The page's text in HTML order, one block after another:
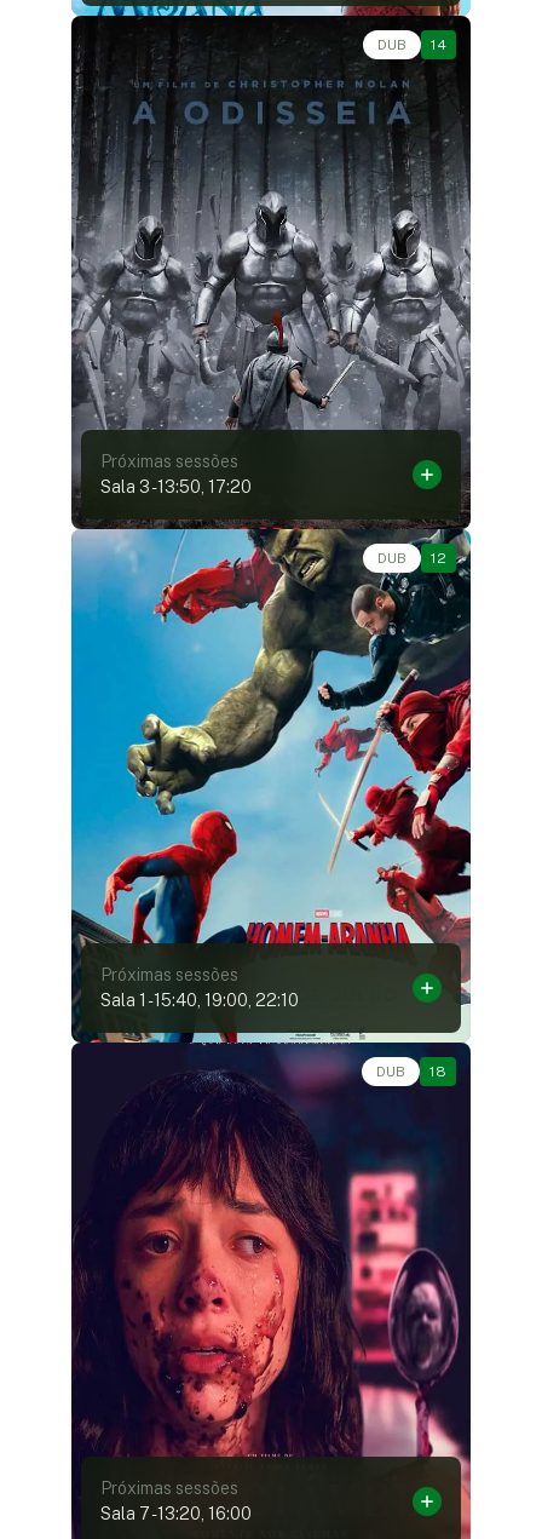
DUB 14
Ação, Aventura, Épico, Fantasia • • 2h52
Próximas sessões
Sala 3-13:50, 17:20
DUB 12
Ação, Aventura, Fantasia, Ficção Científica • • 2h24
Próximas sessões
Sala 1 -15:40, 19:00, 22:10
DUB 18
Terror • • 1h53
Próximas sessões
Sala 7-13:20, 16:00